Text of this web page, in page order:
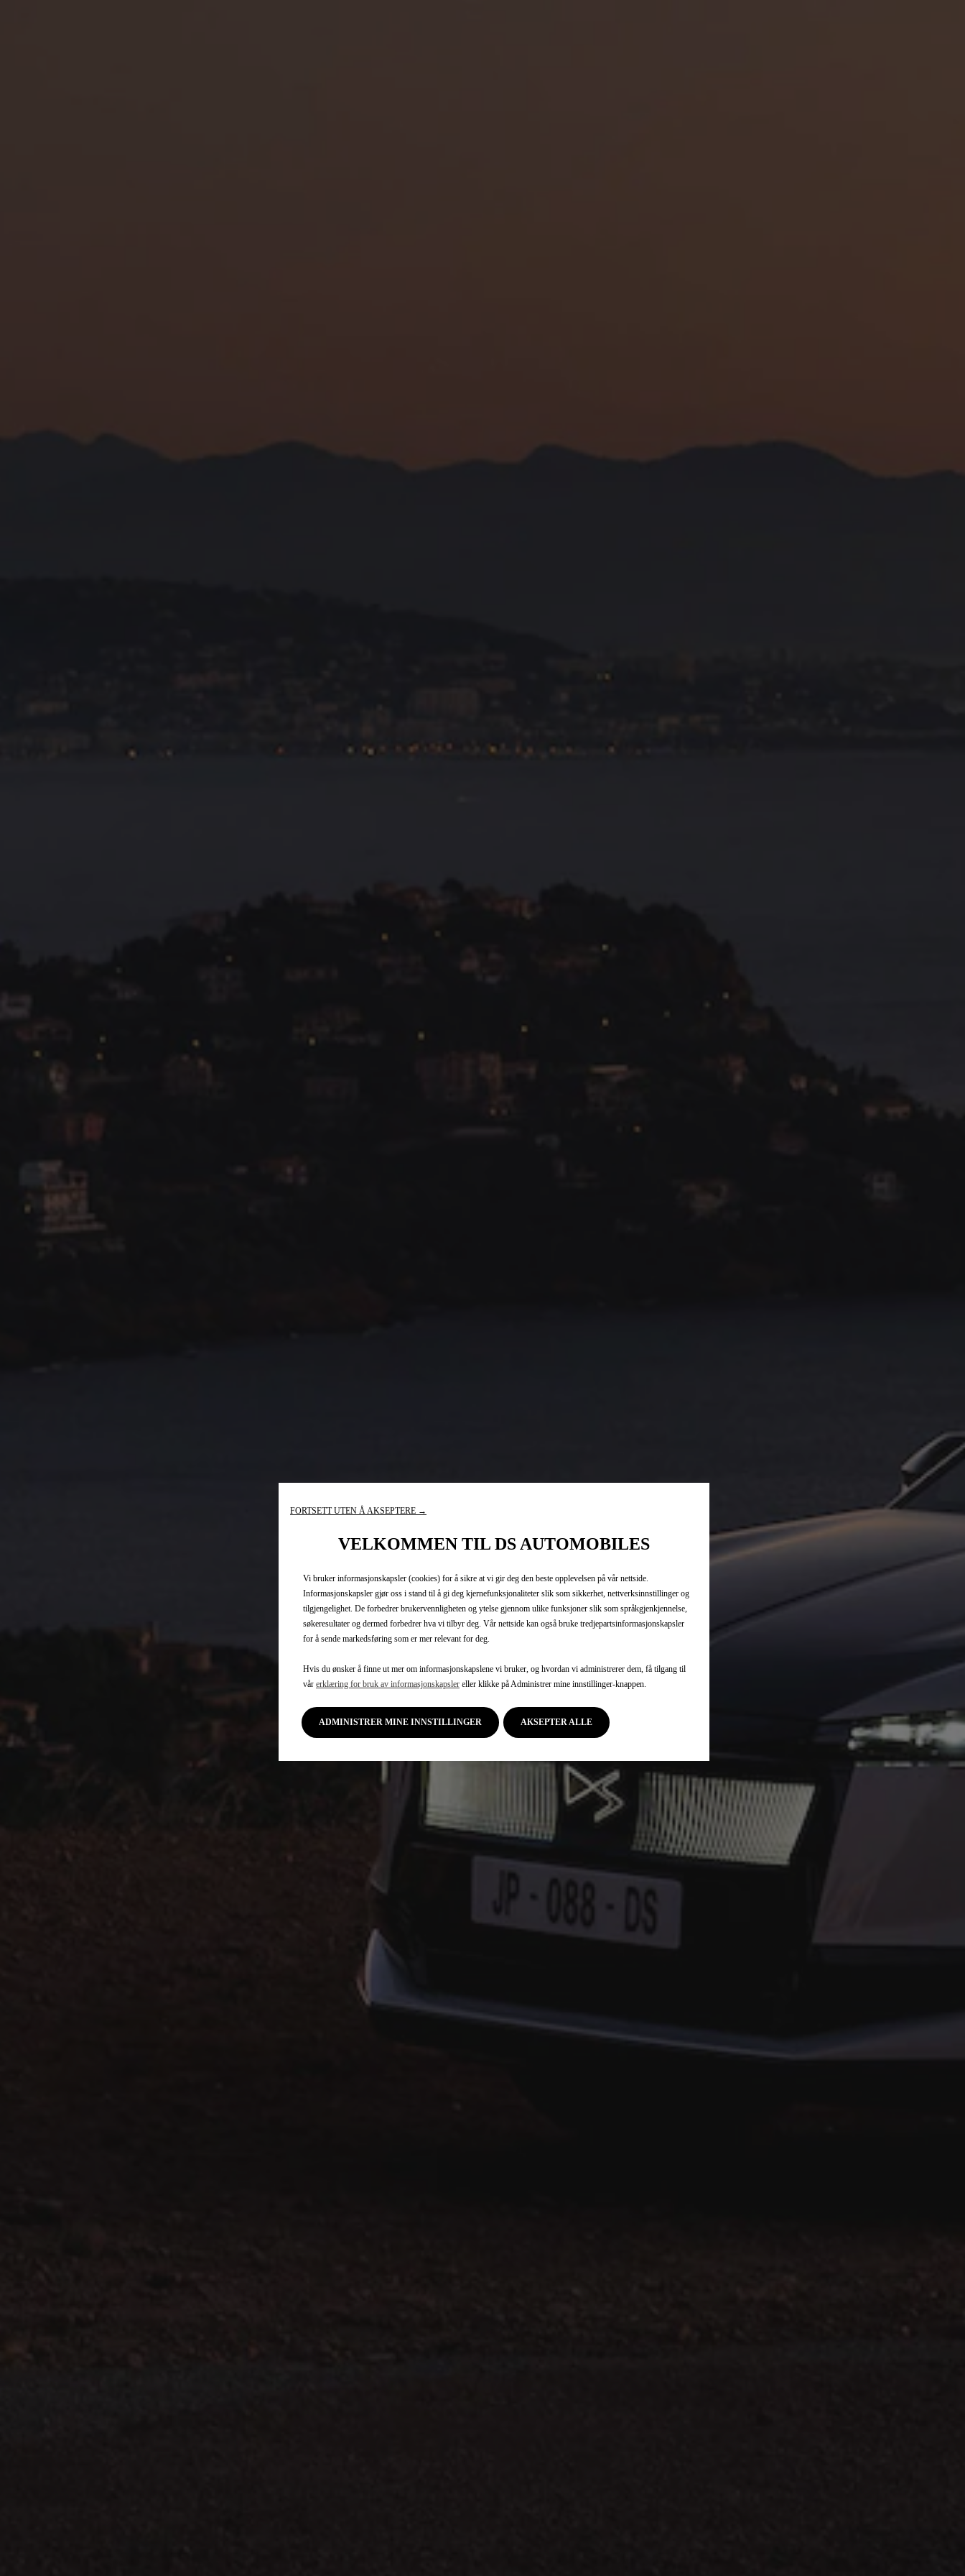
FORTSETT UTEN Å AKSEPTERE →
VELKOMMEN TIL DS AUTOMOBILES
Vi bruker informasjonskapsler (cookies) for å sikre at vi gir deg den beste opplevelsen på vår nettside.
Informasjonskapsler gjør oss i stand til å gi deg kjernefunksjonaliteter slik som sikkerhet, nettverksinnstillinger og
tilgjengelighet. De forbedrer brukervennligheten og ytelse gjennom ulike funksjoner slik som språkgjenkjennelse,
søkeresultater og dermed forbedrer hva vi tilbyr deg. Vår nettside kan også bruke tredjepartsinformasjonskapsler
for å sende markedsføring som er mer relevant for deg.
Hvis du ønsker å finne ut mer om informasjonskapslene vi bruker, og hvordan vi administrerer dem, få tilgang til
vår erklæring for bruk av informasjonskapsler eller klikke på Administrer mine innstillinger-knappen.
ADMINISTRER MINE INNSTILLINGER AKSEPTER ALLE